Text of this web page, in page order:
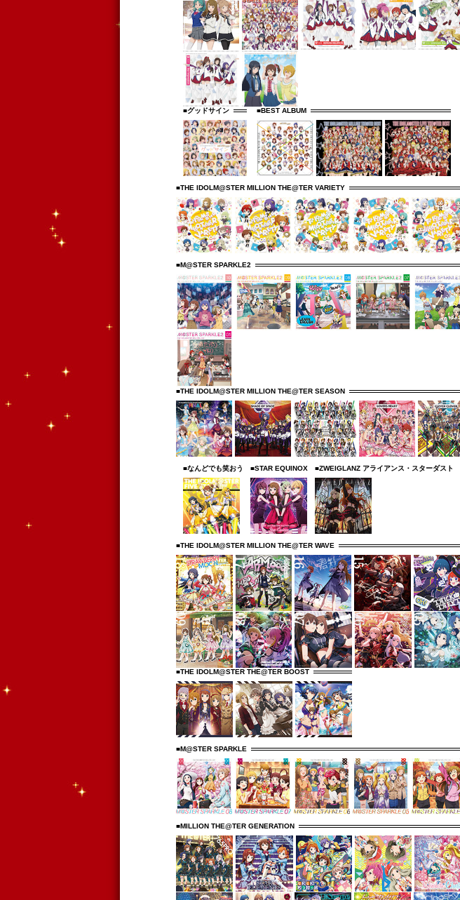
■グッドサイン ■BEST ALBUM
■THE IDOLM@STER MILLION THE@TER VARIETY
■M@STER SPARKLE2
■THE IDOLM@STER MILLION THE@TER SEASON
■なんどでも笑おう ■STAR EQUINOX ■ZWEIGLANZ アライアンス・スターダスト
■THE IDOLM@STER MILLION THE@TER WAVE
■THE IDOLM@STER THE@TER BOOST
■M@STER SPARKLE
■MILLION THE@TER GENERATION